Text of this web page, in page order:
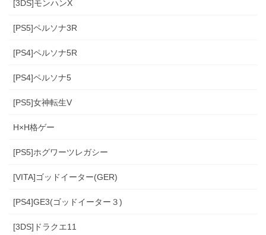
[3DS]モンハンX
[PS5]ペルソナ3R
[PS4]ペルソナ5R
[PS4]ペルソナ5
[PS5]女神転生V
H×H格ゲー
[PS5]ホグワーツレガシー
[VITA]ゴッドイーター(GER)
[PS4]GE3(ゴッドイーター３)
[3DS]ドラクエ11